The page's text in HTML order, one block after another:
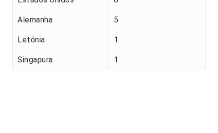
Alemanha 5
Letónia 1
Singapura 1